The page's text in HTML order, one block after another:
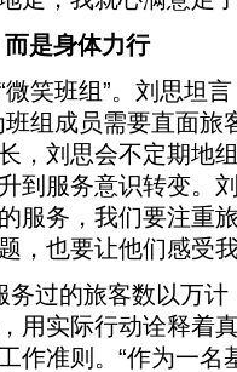
是身体力行
班组”。刘思坦言
组成员需要直面旅
，刘思会不定期地
到服务意识转变。
服务，我们要注重
，也要让他们感受
过的旅客数以万计
用实际行动诠释着
作准则。“作为一名